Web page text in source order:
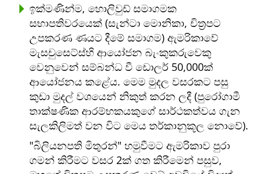
ඉක්මණින්ම, හොලිවුඩ් සමාගමක
සභාපතිවරයෙක් (සැන්ටා මොනිකා, චිත්‍රපට
උපකරණ ණයට දීමේ සමාගම) ඇමරිකාවේ
මැසචුසෙට්ස්හි ආයෝජන බැංකුකරුවෙකු
වෙනුවෙන් සම්බන්ධ වී ඩොලර් 50,000ක්
ආයෝජනය කළේය. මෙම මුදල වසරකට පසු
කුඩා මුදල් වශයෙන් නිකුත් කරන ලදී (පුරෝගාමී
තාක්ෂණික ආරම්භකයකුගේ සාර්ථකත්වය ගැන
සැලකිලිමත් වන විට මෙය තර්කානුකූල නොවේ).
බිලියනපති මිතුරන් හමුවීමට ඇමරිකාව පුරා
ගමන් කිරීමට වසර 2ක් ගත කිරීමෙන් පසුව,